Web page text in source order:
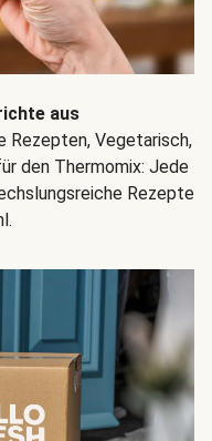
aus
Rezepten, Vegetarisch,
den Thermomix: Jede
Rezepte